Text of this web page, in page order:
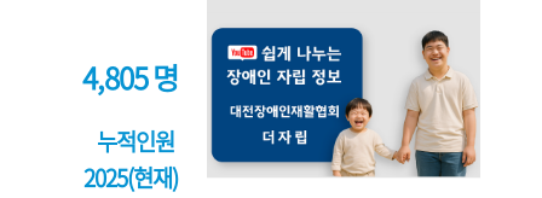
4,805 명
누적인원
2025(현재)